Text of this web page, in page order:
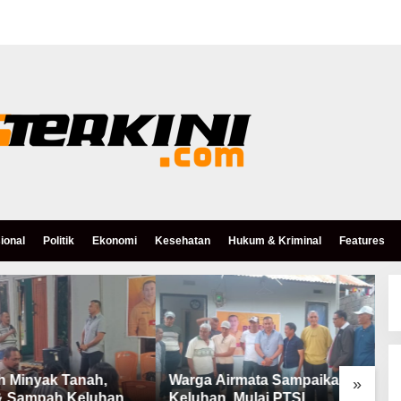
Politik Ekonomi Kesehatan Hukum & Kriminal Features
»
Minyak Tanah,
Warga Airmata Sampaikan